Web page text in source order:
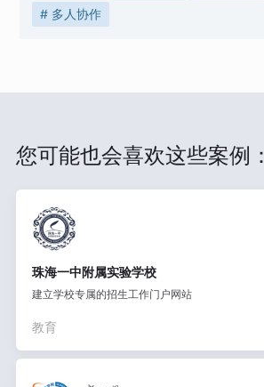
# 多人协作
您可能也会喜欢这些案例：
珠海一中附属实验学校
建立学校专属的招生工作门户网站
教育